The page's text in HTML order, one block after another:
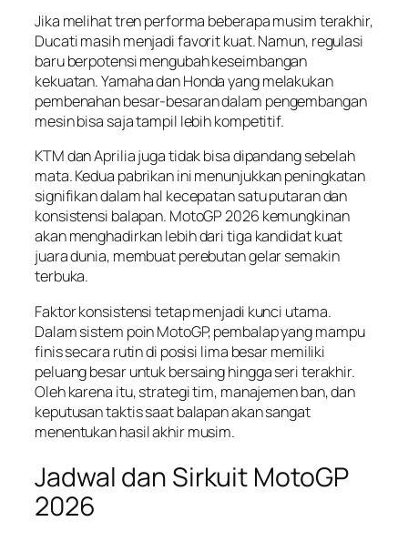
Jika melihat tren performa beberapa musim terakhir,
Ducati masih menjadi favorit kuat. Namun, regulasi
baru berpotensi mengubah keseimbangan
kekuatan. Yamaha dan Honda yang melakukan
pembenahan besar-besaran dalam pengembangan
mesin bisa saja tampil lebih kompetitif.
KTM dan Aprilia juga tidak bisa dipandang sebelah
mata. Kedua pabrikan ini menunjukkan peningkatan
signifikan dalam hal kecepatan satu putaran dan
konsistensi balapan. MotoGP 2026 kemungkinan
akan menghadirkan lebih dari tiga kandidat kuat
juara dunia, membuat perebutan gelar semakin
terbuka.
Faktor konsistensi tetap menjadi kunci utama.
Dalam sistem poin MotoGP, pembalap yang mampu
finis secara rutin di posisi lima besar memiliki
peluang besar untuk bersaing hingga seri terakhir.
Oleh karena itu, strategi tim, manajemen ban, dan
keputusan taktis saat balapan akan sangat
menentukan hasil akhir musim.
Jadwal dan Sirkuit MotoGP
2026